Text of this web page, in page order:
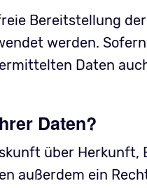
Bereitstellung
werden.
Daten
Daten?
über
außerdem ein